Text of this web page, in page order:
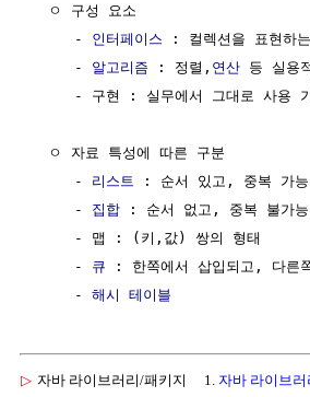
  ㅇ 구성 요소
     -
인터페이스 : 컬렉션을 표현하
     -
알고리즘 : 정렬, 연산 등 실용
- 구현 : 실무에서 그대로 사용
  ㅇ 자료 특성에 따른 구분
     -
리스트
: 순서 있고, 중복 가능
     -
집합 : 순서 없고, 중복 불가능
     - 맵 : (키,값) 쌍의 형태
     -
큐 : 한쪽에서 삽입되고, 다른
     -
해시 테이블
▷ 자바 라이브러리/패키지 1. 자바 라이브러